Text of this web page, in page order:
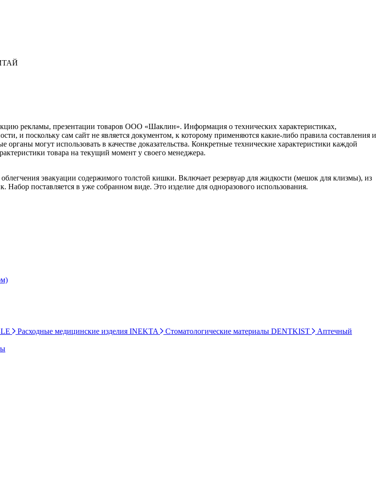
рекламы, презентации товаров ООО «Шаклин». Информация о технических характеристиках,
и поскольку сам сайт не является документом, к которому применяются какие-либо правила составления и
могут использовать в качестве доказательства. Конкретные технические характеристики каждой
товара на текущий момент у своего менеджера.
эвакуации содержимого толстой кишки. Включает резервуар для жидкости (мешок для клизмы), из
поставляется в уже собранном виде. Это изделие для одноразового использования.
Расходные медицинские изделия INEKTA Стоматологические материалы DENTKIST
Аптечный